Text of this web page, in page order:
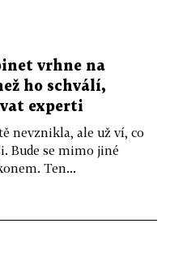
vrhne na
ho schválí,
experti
nevznikla, ale už ví, co
Bude se mimo jiné
Ten...